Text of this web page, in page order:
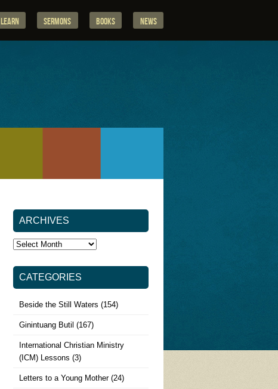
Learn Sermons Books News
ARCHIVES
Archives
CATEGORIES
Beside the Still Waters (154)
Ginintuang Butil (167)
International Christian Ministry
(ICM) Lessons (3)
Letters to a Young Mother(24)